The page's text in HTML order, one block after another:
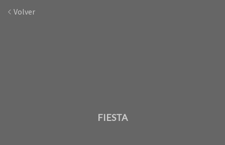
Volver
FIESTA